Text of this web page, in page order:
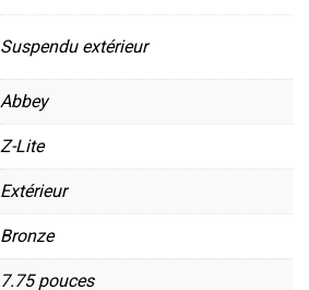
Suspendu extérieur
Abbey
Z-Lite
Extérieur
Bronze
7.75 pouces